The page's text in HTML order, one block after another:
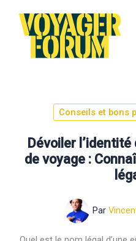
contenu
Conseils et bons
Dévoiler
de voyage :
Par